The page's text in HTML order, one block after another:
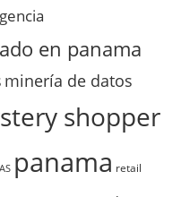
en panama
minería de datos
shopper
panama retail